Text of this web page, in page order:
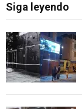
Siga leyendo